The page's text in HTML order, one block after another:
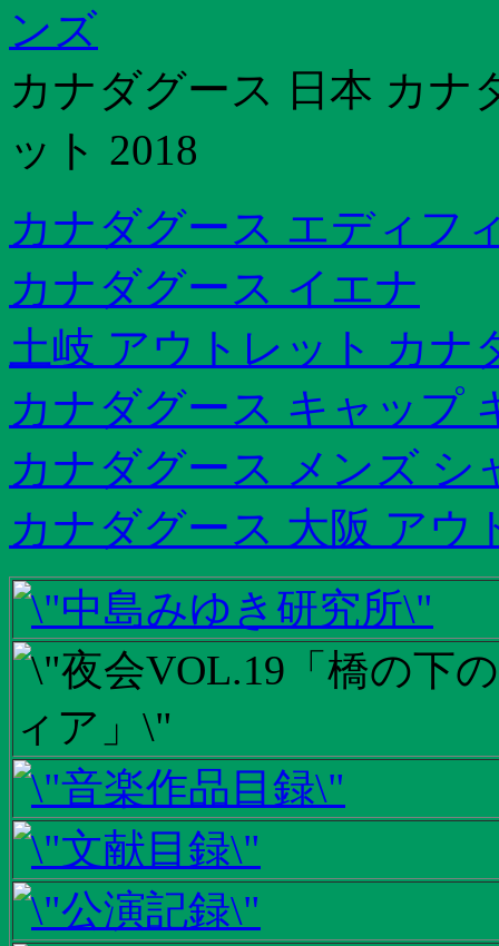
ンズ
カナダグース 日本 カナ
ット 2018
カナダグース エディフ
カナダグース イエナ
土岐 アウトレット カナ
カナダグース キャップ
カナダグース メンズ シ
カナダグース 大阪 アウ